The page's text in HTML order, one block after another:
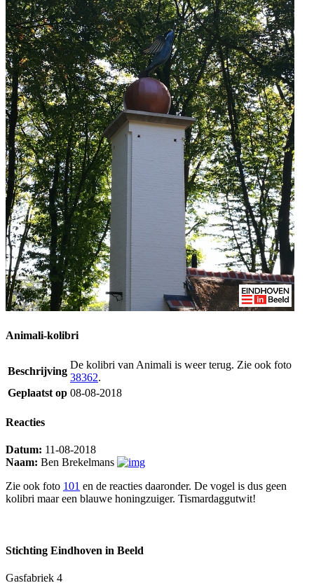
Animali-kolibri
Beschrijving
De kolibri van Animali is weer terug. Zie ook foto
38362.
Geplaatst op 08-08-2018
Reacties
Datum: 11-08-2018
Naam: Ben Brekelmans
Zie ook foto 101 en de reacties daaronder. De vogel is dus geen
kolibri maar een blauwe honingzuiger. Tismardaggutwit!
Stichting Eindhoven in Beeld
Gasfabriek 4